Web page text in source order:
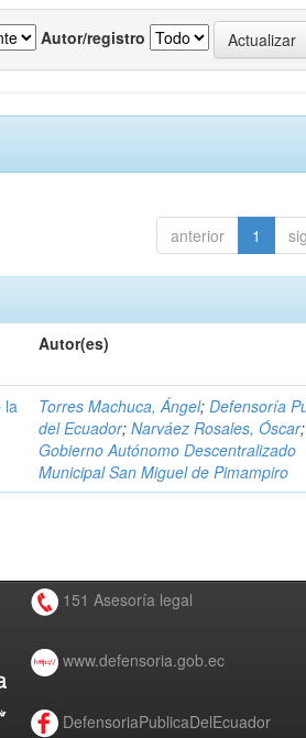
Autor/registro
anterior 1
Autor(es)
la
Torres Machuca, Ángel;Defensoría
del Ecuador;Narváez Rosales, Óscar;
Gobierno Autónomo Descentralizado
Municipal San Miguel de Pimampiro
151 Asesoría legal
www.defensoria.gob.ec
DefensoriaPublicaDelEcuador